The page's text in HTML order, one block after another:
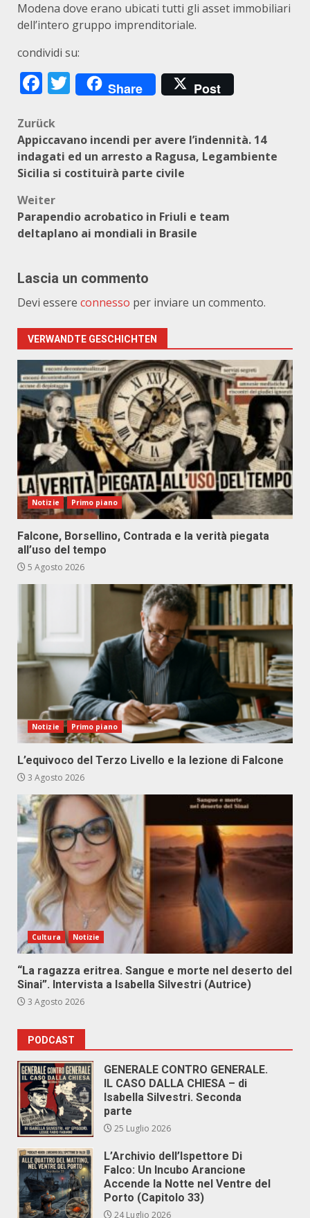
Modena dove erano ubicati tutti gli asset immobiliari
dell’intero gruppo imprenditoriale.
condividi su:
Facebook
Twitter
Share Post
Beitragsnavigation
Zurück
Appiccavano incendi per avere l’indennità. 14
indagati ed un arresto a Ragusa, Legambiente
Sicilia si costituirà parte civile
Weiter
Parapendio acrobatico in Friuli e team
deltaplano ai mondiali in Brasile
Lascia un commento
Devi essere connesso per inviare un commento.
VERWANDTE GESCHICHTEN
Notizie Primo piano
Falcone, Borsellino, Contrada e la verità piegata
all’uso del tempo
5 Agosto 2026
Notizie Primo piano
L’equivoco del Terzo Livello e la lezione di Falcone
3 Agosto 2026
Cultura Notizie
“La ragazza eritrea. Sangue e morte nel deserto del
Sinai”. Intervista a Isabella Silvestri (Autrice)
3 Agosto 2026
PODCAST
GENERALE CONTRO GENERALE.
IL CASO DALLA CHIESA – di
Isabella Silvestri. Seconda
parte
25 Luglio 2026
L’Archivio dell’Ispettore Di
Falco: Un Incubo Arancione
Accende la Notte nel Ventre del
Porto (Capitolo 33)
24 Luglio 2026